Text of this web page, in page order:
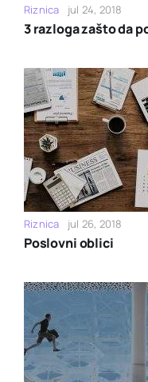
Riznica jul 24, 2018
3 razloga zašto da
Riznica jul 26, 2018
Poslovni oblici